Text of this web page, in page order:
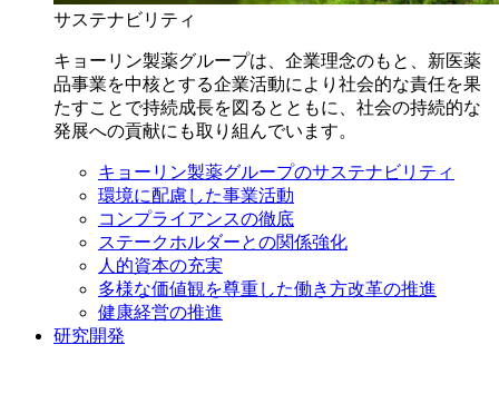
サステナビリティ
キョーリン製薬グループは、企業理念のもと、新医薬
品事業を中核とする企業活動により社会的な責任を果
たすことで持続成長を図るとともに、社会の持続的な
発展への貢献にも取り組んでいます。
キョーリン製薬グループのサステナビリティ
環境に配慮した事業活動
コンプライアンスの徹底
ステークホルダーとの関係強化
人的資本の充実
多様な価値観を尊重した働き方改革の推進
健康経営の推進
研究開発